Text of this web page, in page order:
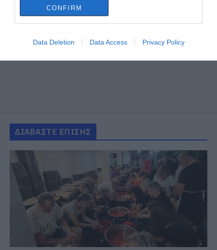
CONFIRM
Data Deletion Data Access Privacy Policy
ΔΙΑΒΑΣΤΕ ΕΠΙΣΗΣ